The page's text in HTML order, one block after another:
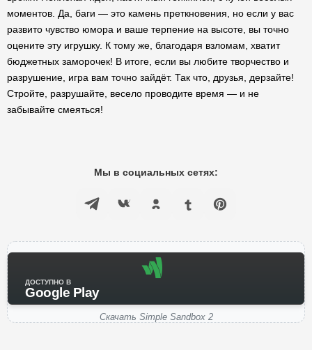
моментов. Да, баги — это камень преткновения, но если у вас
развито чувство юмора и ваше терпение на высоте, вы точно
оцените эту игрушку. К тому же, благодаря взломам, хватит
бюджетных заморочек! В итоге, если вы любите творчество и
разрушение, игра вам точно зайдёт. Так что, друзья, дерзайте!
Стройте, разрушайте, весело проводите время — и не
забывайте смеяться!
Мы в социальных сетях:
ДОСТУПНО В
Google Play
Скачать Simple Sandbox 2